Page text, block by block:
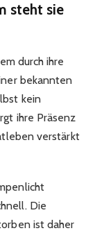
steht sie
durch ihre
bekannten
kein
ihre Präsenz
verstärkt
Die
ist daher